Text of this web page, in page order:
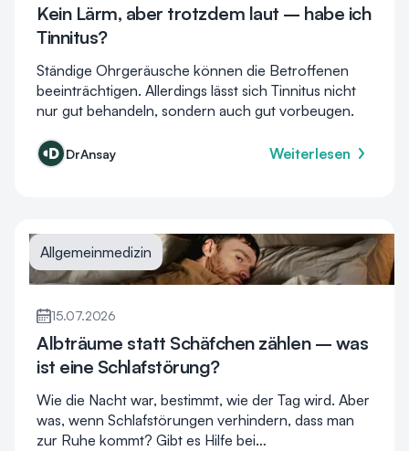
Kein Lärm, aber trotzdem laut – habe ich
Tinnitus?
Ständige Ohrgeräusche können die Betroffenen
beeinträchtigen. Allerdings lässt sich Tinnitus nicht
nur gut behandeln, sondern auch gut vorbeugen.
DrAnsay Weiterlesen
Allgemeinmedizin
15.07.2026
Albträume statt Schäfchen zählen – was
ist eine Schlafstörung?
Wie die Nacht war, bestimmt, wie der Tag wird. Aber
was, wenn Schlafstörungen verhindern, dass man
zur Ruhe kommt? Gibt es Hilfe bei